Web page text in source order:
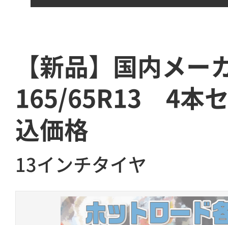
【新品】国内メ
165/65R13 4本
込価格
13インチタイヤ